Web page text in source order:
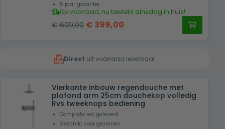
5 jaar garantie
Op voorraad, nu besteld dinsdag in huis!
€609,00 Oorspronkelijke
€ 609,00.
€ 399,00
€ 399,00.
Direct uit voorraad leverbaar
Vierkante inbouw regendouche met
plafond arm 25cm douchekop volledig
Rvs tweeknops bediening
Complete set geleverd
Geschikt voor gezinnen